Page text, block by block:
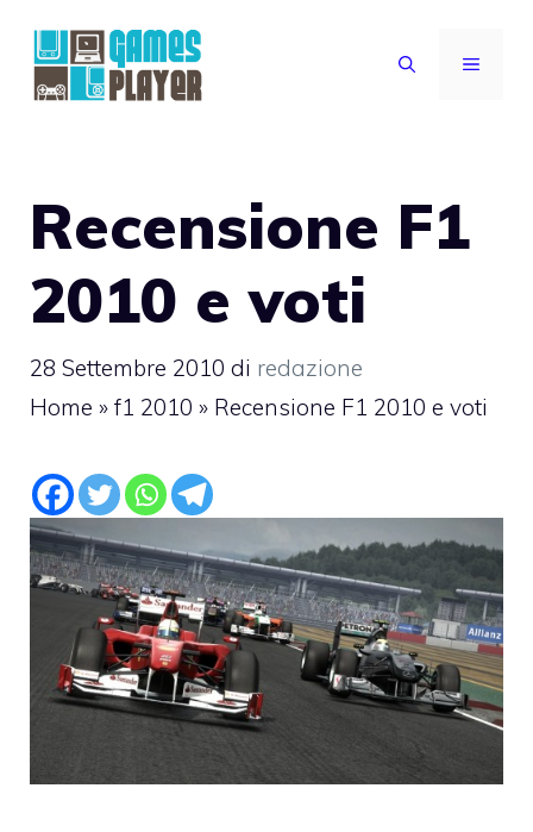
contenuto
MENU
Recensione F1
2010 e voti
28 Settembre 2010 di redazione
Home » f1 2010 » Recensione F1 2010 e voti